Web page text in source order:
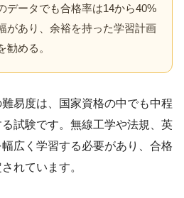
データでも合格率は14から40%
があり、余裕を持った学習計画
勧める。
易度は、国家資格の中でも中程
試験です。無線工学や法規、英
広く学習する必要があり、合格
れています。